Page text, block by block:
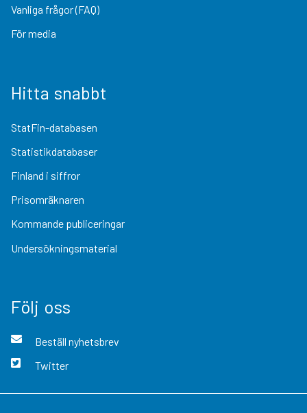
Vanliga frågor (FAQ)
För media
Hitta snabbt
StatFin-databasen
Statistikdatabaser
Finland i siffror
Prisomräknaren
Kommande publiceringar
Undersökningsmaterial
Följ oss
Beställ nyhetsbrev
Twitter